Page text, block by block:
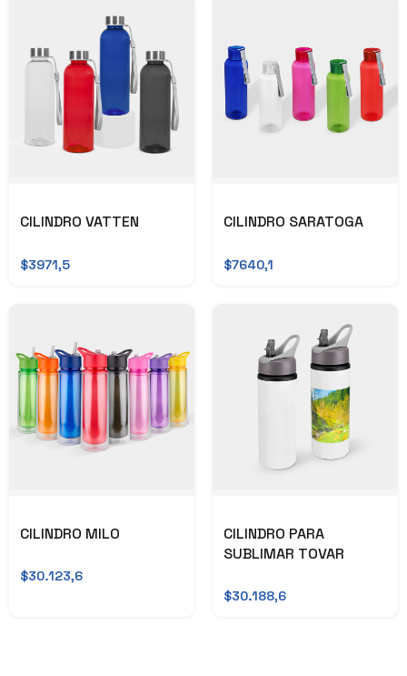
CILINDRO VATTEN
$3971,5
CILINDRO SARATOGA
$7640,1
CILINDRO MILO
$30.123,6
CILINDRO PARA
SUBLIMAR TOVAR
$30.188,6